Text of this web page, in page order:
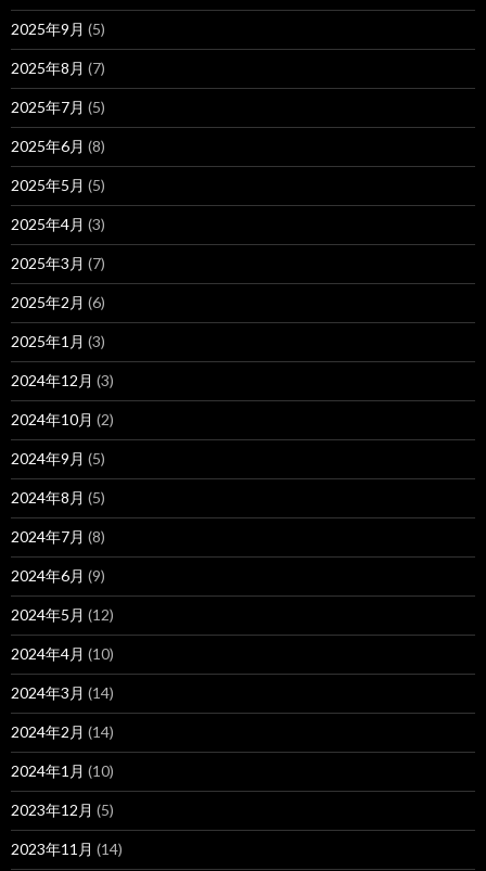
2025年9月 (5)
2025年8月 (7)
2025年7月 (5)
2025年6月 (8)
2025年5月 (5)
2025年4月 (3)
2025年3月 (7)
2025年2月 (6)
2025年1月 (3)
2024年12月 (3)
2024年10月 (2)
2024年9月 (5)
2024年8月 (5)
2024年7月 (8)
2024年6月 (9)
2024年5月 (12)
2024年4月 (10)
2024年3月 (14)
2024年2月 (14)
2024年1月 (10)
2023年12月 (5)
2023年11月 (14)